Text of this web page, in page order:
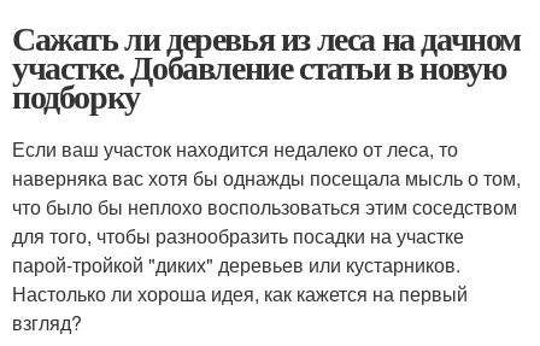
Сажать ли деревья из леса на дачном
участке. Добавление статьи в новую
подборку
Если ваш участок находится недалеко от леса, то
наверняка вас хотя бы однажды посещала мысль о том,
что было бы неплохо воспользоваться этим соседством
для того, чтобы разнообразить посадки на участке
парой-тройкой "диких" деревьев или кустарников.
Настолько ли хороша идея, как кажется на первый
взгляд?